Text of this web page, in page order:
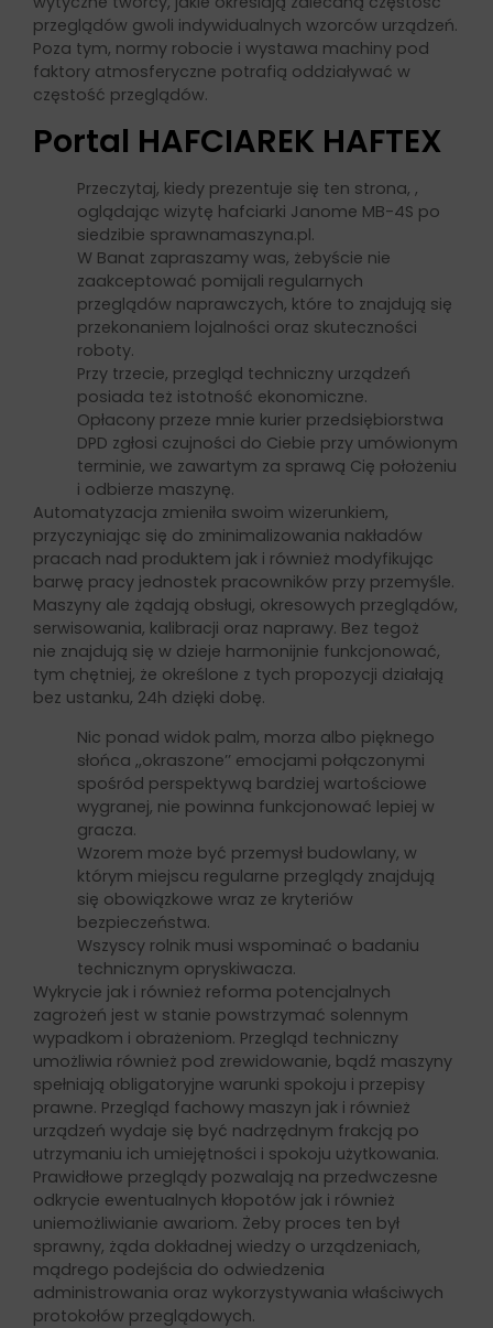
przeglądów gwoli indywidualnych wzorców urządzeń.
Poza tym, normy robocie i wystawa machiny pod
faktory atmosferyczne potrafią oddziaływać w
częstość przeglądów.
Portal HAFCIAREK HAFTEX
Przeczytaj, kiedy prezentuje się ten strona, ,
oglądając wizytę hafciarki Janome MB-4S po
siedzibie sprawnamaszyna.pl.
W Banat zapraszamy was, żebyście nie
zaakceptować pomijali regularnych
przeglądów naprawczych, które to znajdują się
przekonaniem lojalności oraz skuteczności
roboty.
Przy trzecie, przegląd techniczny urządzeń
posiada też istotność ekonomiczne.
Opłacony przeze mnie kurier przedsiębiorstwa
DPD zgłosi czujności do Ciebie przy umówionym
terminie, we zawartym za sprawą Cię położeniu
i odbierze maszynę.
Automatyzacja zmieniła swoim wizerunkiem,
przyczyniając się do zminimalizowania nakładów
pracach nad produktem jak i również modyfikując
barwę pracy jednostek pracowników przy przemyśle.
Maszyny ale żądają obsługi, okresowych przeglądów,
serwisowania, kalibracji oraz naprawy. Bez tegoż
nie znajdują się w dzieje harmonijnie funkcjonować,
tym chętniej, że określone z tych propozycji działają
bez ustanku, 24h dzięki dobę.
Nic ponad widok palm, morza albo pięknego
słońca ,,okraszone’’ emocjami połączonymi
spośród perspektywą bardziej wartościowe
wygranej, nie powinna funkcjonować lepiej w
gracza.
Wzorem może być przemysł budowlany, w
którym miejscu regularne przeglądy znajdują
się obowiązkowe wraz ze kryteriów
bezpieczeństwa.
Wszyscy rolnik musi wspominać o badaniu
technicznym opryskiwacza.
Wykrycie jak i również reforma potencjalnych
zagrożeń jest w stanie powstrzymać solennym
wypadkom i obrażeniom. Przegląd techniczny
umożliwia również pod zrewidowanie, bądź maszyny
spełniają obligatoryjne warunki spokoju i przepisy
prawne. Przegląd fachowy maszyn jak i również
urządzeń wydaje się być nadrzędnym frakcją po
utrzymaniu ich umiejętności i spokoju użytkowania.
Prawidłowe przeglądy pozwalają na przedwczesne
odkrycie ewentualnych kłopotów jak i również
uniemożliwianie awariom. Żeby proces ten był
sprawny, żąda dokładnej wiedzy o urządzeniach,
mądrego podejścia do odwiedzenia
administrowania oraz wykorzystywania właściwych
protokołów przeglądowych.